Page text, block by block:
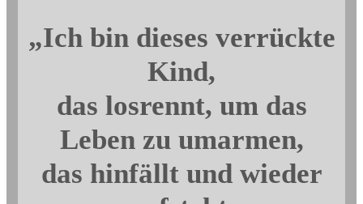
„Ich bin dieses verrückte
Kind,
das losrennt, um das
Leben zu umarmen,
das hinfällt und wieder